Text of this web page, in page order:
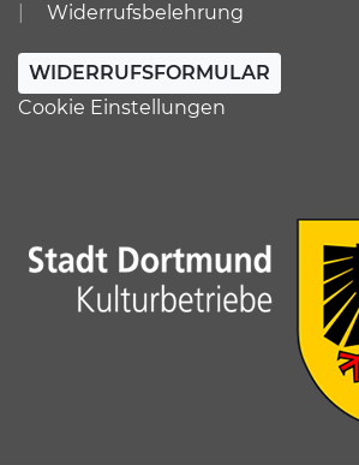
Widerrufsbelehrung
WIDERRUFSFORMULAR
Cookie Einstellungen